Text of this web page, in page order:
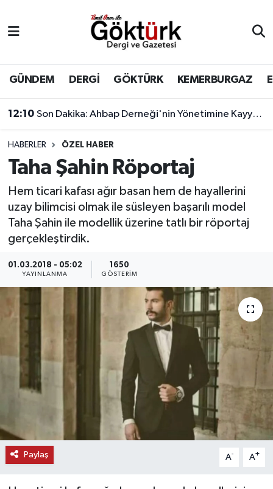
GÜNDEM DERGİ GÖKTÜRK KEMERBURGAZ
12:10 Son Dakika: Ahbap Derneği'nin Yönetimine Kayyum Atandı
11:17 Çağatay Ulusoy'un yeni görünümü sosyal medyada gündem yarattı
HABERLER ÖZEL HABER
Taha Şahin Röportaj
Hem ticari kafası ağır basan hem de hayallerini
uzay bilimcisi olmak ile süsleyen başarılı model
Taha Şahin ile modellik üzerine tatlı bir röportaj
gerçekleştirdik.
01.03.2018 - 05:02
YAYINLANMA
1650
GÖSTERIM
Paylaş A- A+
BİLİM
DERGİ
DÜNYA
EĞİTİM
EKONOMİ
GÖKTÜRK
GÜNDEM
ÖZEL HABER
SPOR
Eyüpsultan Hava Durumu
Eyüpsultan Trafik Yoğunluk Haritası
Süper Lig Puan Durumu ve Fikstür
Tüm Manşetler
Son Dakika Haberleri
Haber Arşivi